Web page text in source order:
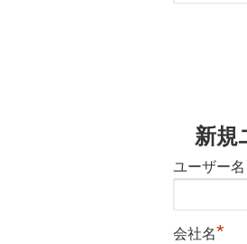
新規
ユーザー名
会社名*